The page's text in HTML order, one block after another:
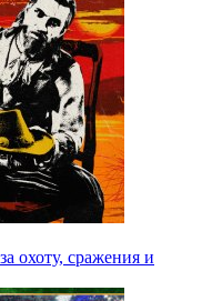
охоту, сражения и